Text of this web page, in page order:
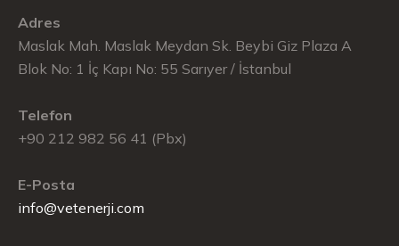
Adres
Maslak Mah. Maslak Meydan Sk. Beybi Giz Plaza A
Blok No: 1 İç Kapı No: 55 Sarıyer / İstanbul
Telefon
+90 212 982 56 41 (Pbx)
E-Posta
info@vetenerji.com